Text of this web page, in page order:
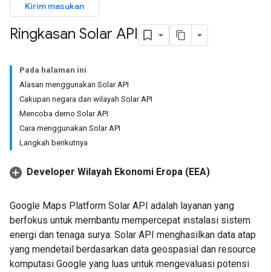
Kirim masukan
Ringkasan Solar API
Pada halaman ini
Alasan menggunakan Solar API
Cakupan negara dan wilayah Solar API
Mencoba demo Solar API
Cara menggunakan Solar API
Langkah berikutnya
Developer Wilayah Ekonomi Eropa (EEA)
Google Maps Platform Solar API adalah layanan yang
berfokus untuk membantu mempercepat instalasi sistem
energi dan tenaga surya. Solar API menghasilkan data atap
yang mendetail berdasarkan data geospasial dan resource
komputasi Google yang luas untuk mengevaluasi potensi